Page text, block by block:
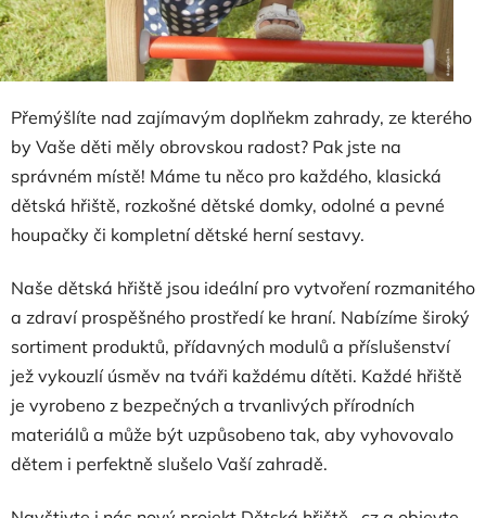
Přemýšlíte nad zajímavým doplňekm zahrady, ze kterého
by Vaše děti měly obrovskou radost? Pak jste na
správném místě! Máme tu něco pro každého, klasická
dětská hřiště, rozkošné dětské domky, odolné a pevné
houpačky či kompletní dětské herní sestavy.
Naše dětská hřiště jsou ideální pro vytvoření rozmanitého
a zdraví prospěšného prostředí ke hraní. Nabízíme široký
sortiment produktů, přídavných modulů a příslušenství
jež vykouzlí úsměv na tváři každému dítěti. Každé hřiště
je vyrobeno z bezpečných a trvanlivých přírodních
materiálů a může být uzpůsobeno tak, aby vyhovovalo
dětem i perfektně slušelo Vaší zahradě.